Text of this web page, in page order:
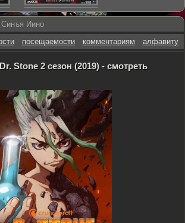
Синъя Иино
посещаемости комментариям алфавиту
Stone 2 сезон (2019) - смотреть